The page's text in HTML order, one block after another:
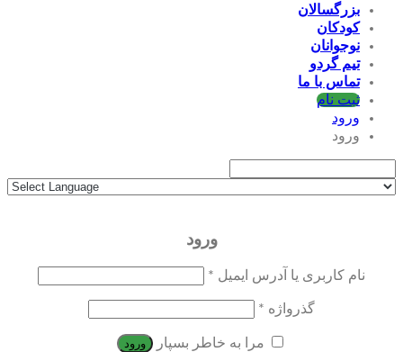
بزرگسالان
کودکان
نوجوانان
تیم گردو
تماس با ما
ثبت نام
ورود
ورود
ورود
نام کاربری یا آدرس ایمیل *
گذرواژه *
مرا به خاطر بسپار ورود